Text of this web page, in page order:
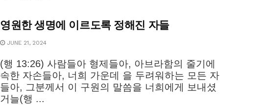
영원한 생명에 이르도록 정해진 자들
JUNE 21, 2024
(행 13:26) 사람들아 형제들아, 아브라함의 줄기에
속한 자손들아, 너희 가운데 을 두려워하는 모든 자
들아, 그분께서 이 구원의 말씀을 너희에게 보내셨
거늘(행 ...